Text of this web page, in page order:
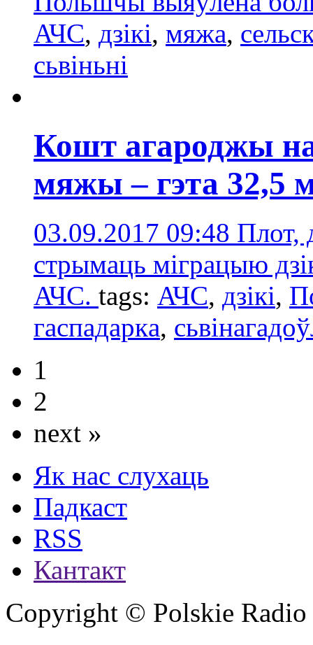
АЧС, дзікі, мяжа,
сьвіньні
Кошт агароджы
мяжы – гэта 32,5
03.09.2017 09:48 Плот,
стрымаць міграцыю
АЧС. tags: АЧС, дзікі,
гаспадаркa,
1
2
next »
Як нас слухаць
Падкаст
RSS
Кантакт
Copyright © Polskie